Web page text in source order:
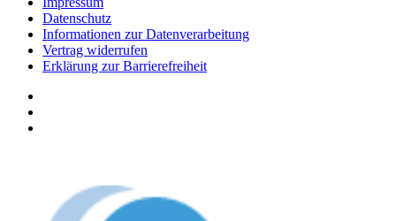
Datenschutz
Informationen zur Datenverarbeitung
Vertrag widerrufen
Erklärung zur Barrierefreiheit